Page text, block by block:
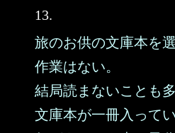
13.
旅のお供の文庫本を
作業はない。
結局読まないことも多
文庫本が一冊入って